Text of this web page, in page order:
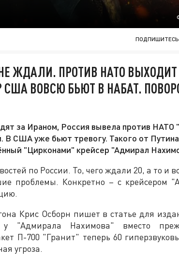
ЖДАЛИ. ПРОТИВ НАТО ВЫХОДИТ
ВОВСЮ БЬЮТ В НАБАТ.
за Ираном, Россия вывела против НАТО
В США уже бьют тревогу. Такого от
"Цирконами" крейсер "Адмирал
по России. То, чего ждали 20, а то и
проблемы. Конкретно – с крейсером
Крис Осборн пишет в статье для
"Адмирала Нахимова" вместо
П-700 "Гранит" теперь 60
угроза.